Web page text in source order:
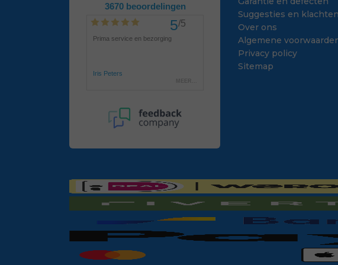
Suggesties en klachten
Over ons
Algemene
Privacy policy
Sitemap